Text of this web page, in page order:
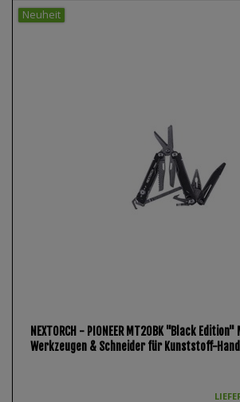
Neuheit
NEXTORCH - PIONEER MT20BK "Black
Werkzeugen & Schneider für Kunststoff-